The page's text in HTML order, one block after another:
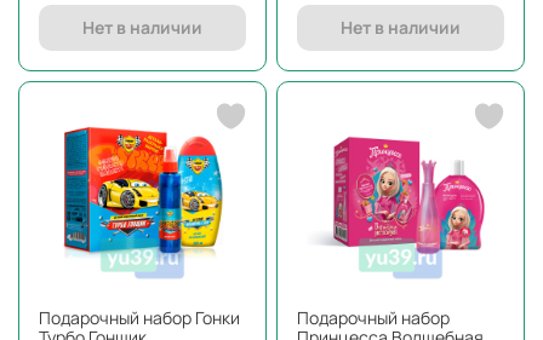
Нет в наличии Нет в наличии
Подарочный набор Гонки
Подарочный набор